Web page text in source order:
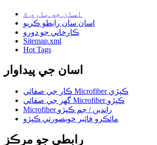
اسان جي باري ۾
اسان سان رابطو ڪريو
ڪارخاني جو دورو
Sitemap.xml
Hot Tags
اسان جي پيداوار
ڪار جي صفائي Microfiber ڪپڙي
گھر جي صفائي Microfiber ڪپڙو
Microfiber راندين / جم ڪپڙو
مائڪرو فائبر خوبصورتي ڪپڙو
رابطي جو مرڪز